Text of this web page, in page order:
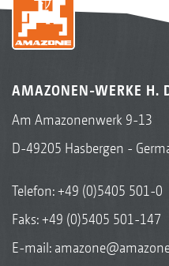
AMAZONEN-WERKE H.
Am Amazonenwerk 9-13
D-49205 Hasbergen -
Telefon:+49 (0)5405 501-0
Faks: +49 (0)5405 501-147
E-mail: